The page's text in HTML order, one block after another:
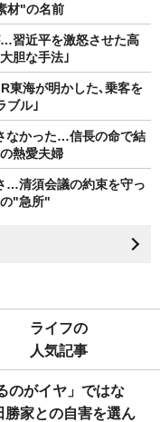
材"の名前
習近平を激怒させた高
胆な手法｣
東海が明かした､乗客を
ブル｣
なかった…信長の命で結
熱愛夫婦
…清須会議の約束を守っ
"急所"
ライフの
人気記事
のがイヤ」ではな
勝家との自害を選ん